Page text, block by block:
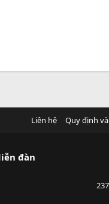
Liên hệ Quy định
đàn